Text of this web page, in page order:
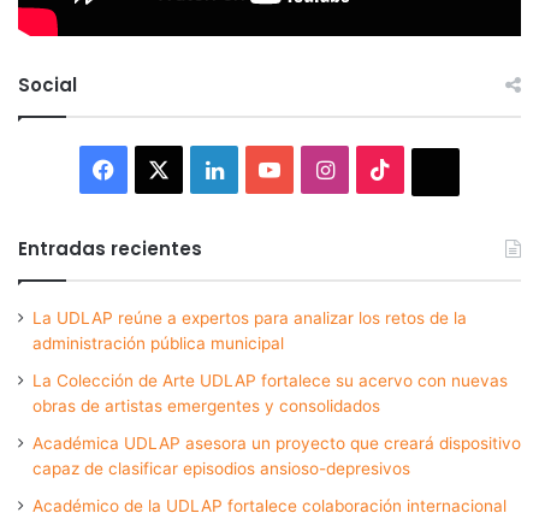
Social
Facebook LinkedInYouTubeInstagram
Entradas recientes
La UDLAP reúne a expertos para analizar los retos de la
administración pública municipal
La Colección de Arte UDLAP fortalece su acervo con nuevas
obras de artistas emergentes y consolidados
Académica UDLAP asesora un proyecto que creará dispositivo
capaz de clasificar episodios ansioso-depresivos
Académico de la UDLAP fortalece colaboración internacional